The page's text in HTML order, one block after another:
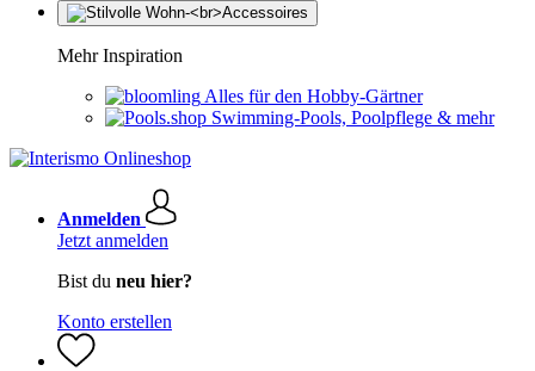
Mehr Inspiration
Alles für den Hobby-Gärtner
Swimming-Pools, Poolpflege & mehr
Anmelden
Jetzt anmelden
Bist du neu hier?
Konto erstellen